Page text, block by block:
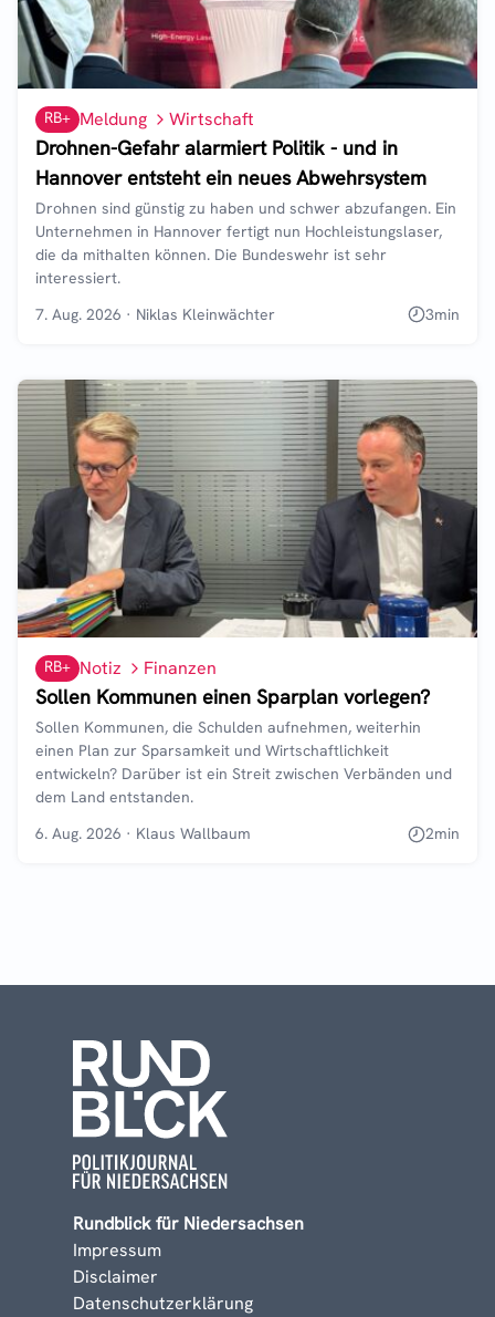
RB+ Meldung Wirtschaft
Drohnen-Gefahr alarmiert Politik - und in
Hannover entsteht ein neues Abwehrsystem
Drohnen sind günstig zu haben und schwer abzufangen. Ein
Unternehmen in Hannover fertigt nun Hochleistungslaser,
die da mithalten können. Die Bundeswehr ist sehr
interessiert.
7. Aug. 2026 · Niklas Kleinwächter 3min
RB+ Notiz Finanzen
Sollen Kommunen einen Sparplan vorlegen?
Sollen Kommunen, die Schulden aufnehmen, weiterhin
einen Plan zur Sparsamkeit und Wirtschaftlichkeit
entwickeln? Darüber ist ein Streit zwischen Verbänden und
dem Land entstanden.
6. Aug. 2026 · Klaus Wallbaum 2min
Rundblick für Niedersachsen
Impressum
Disclaimer
Datenschutzerklärung